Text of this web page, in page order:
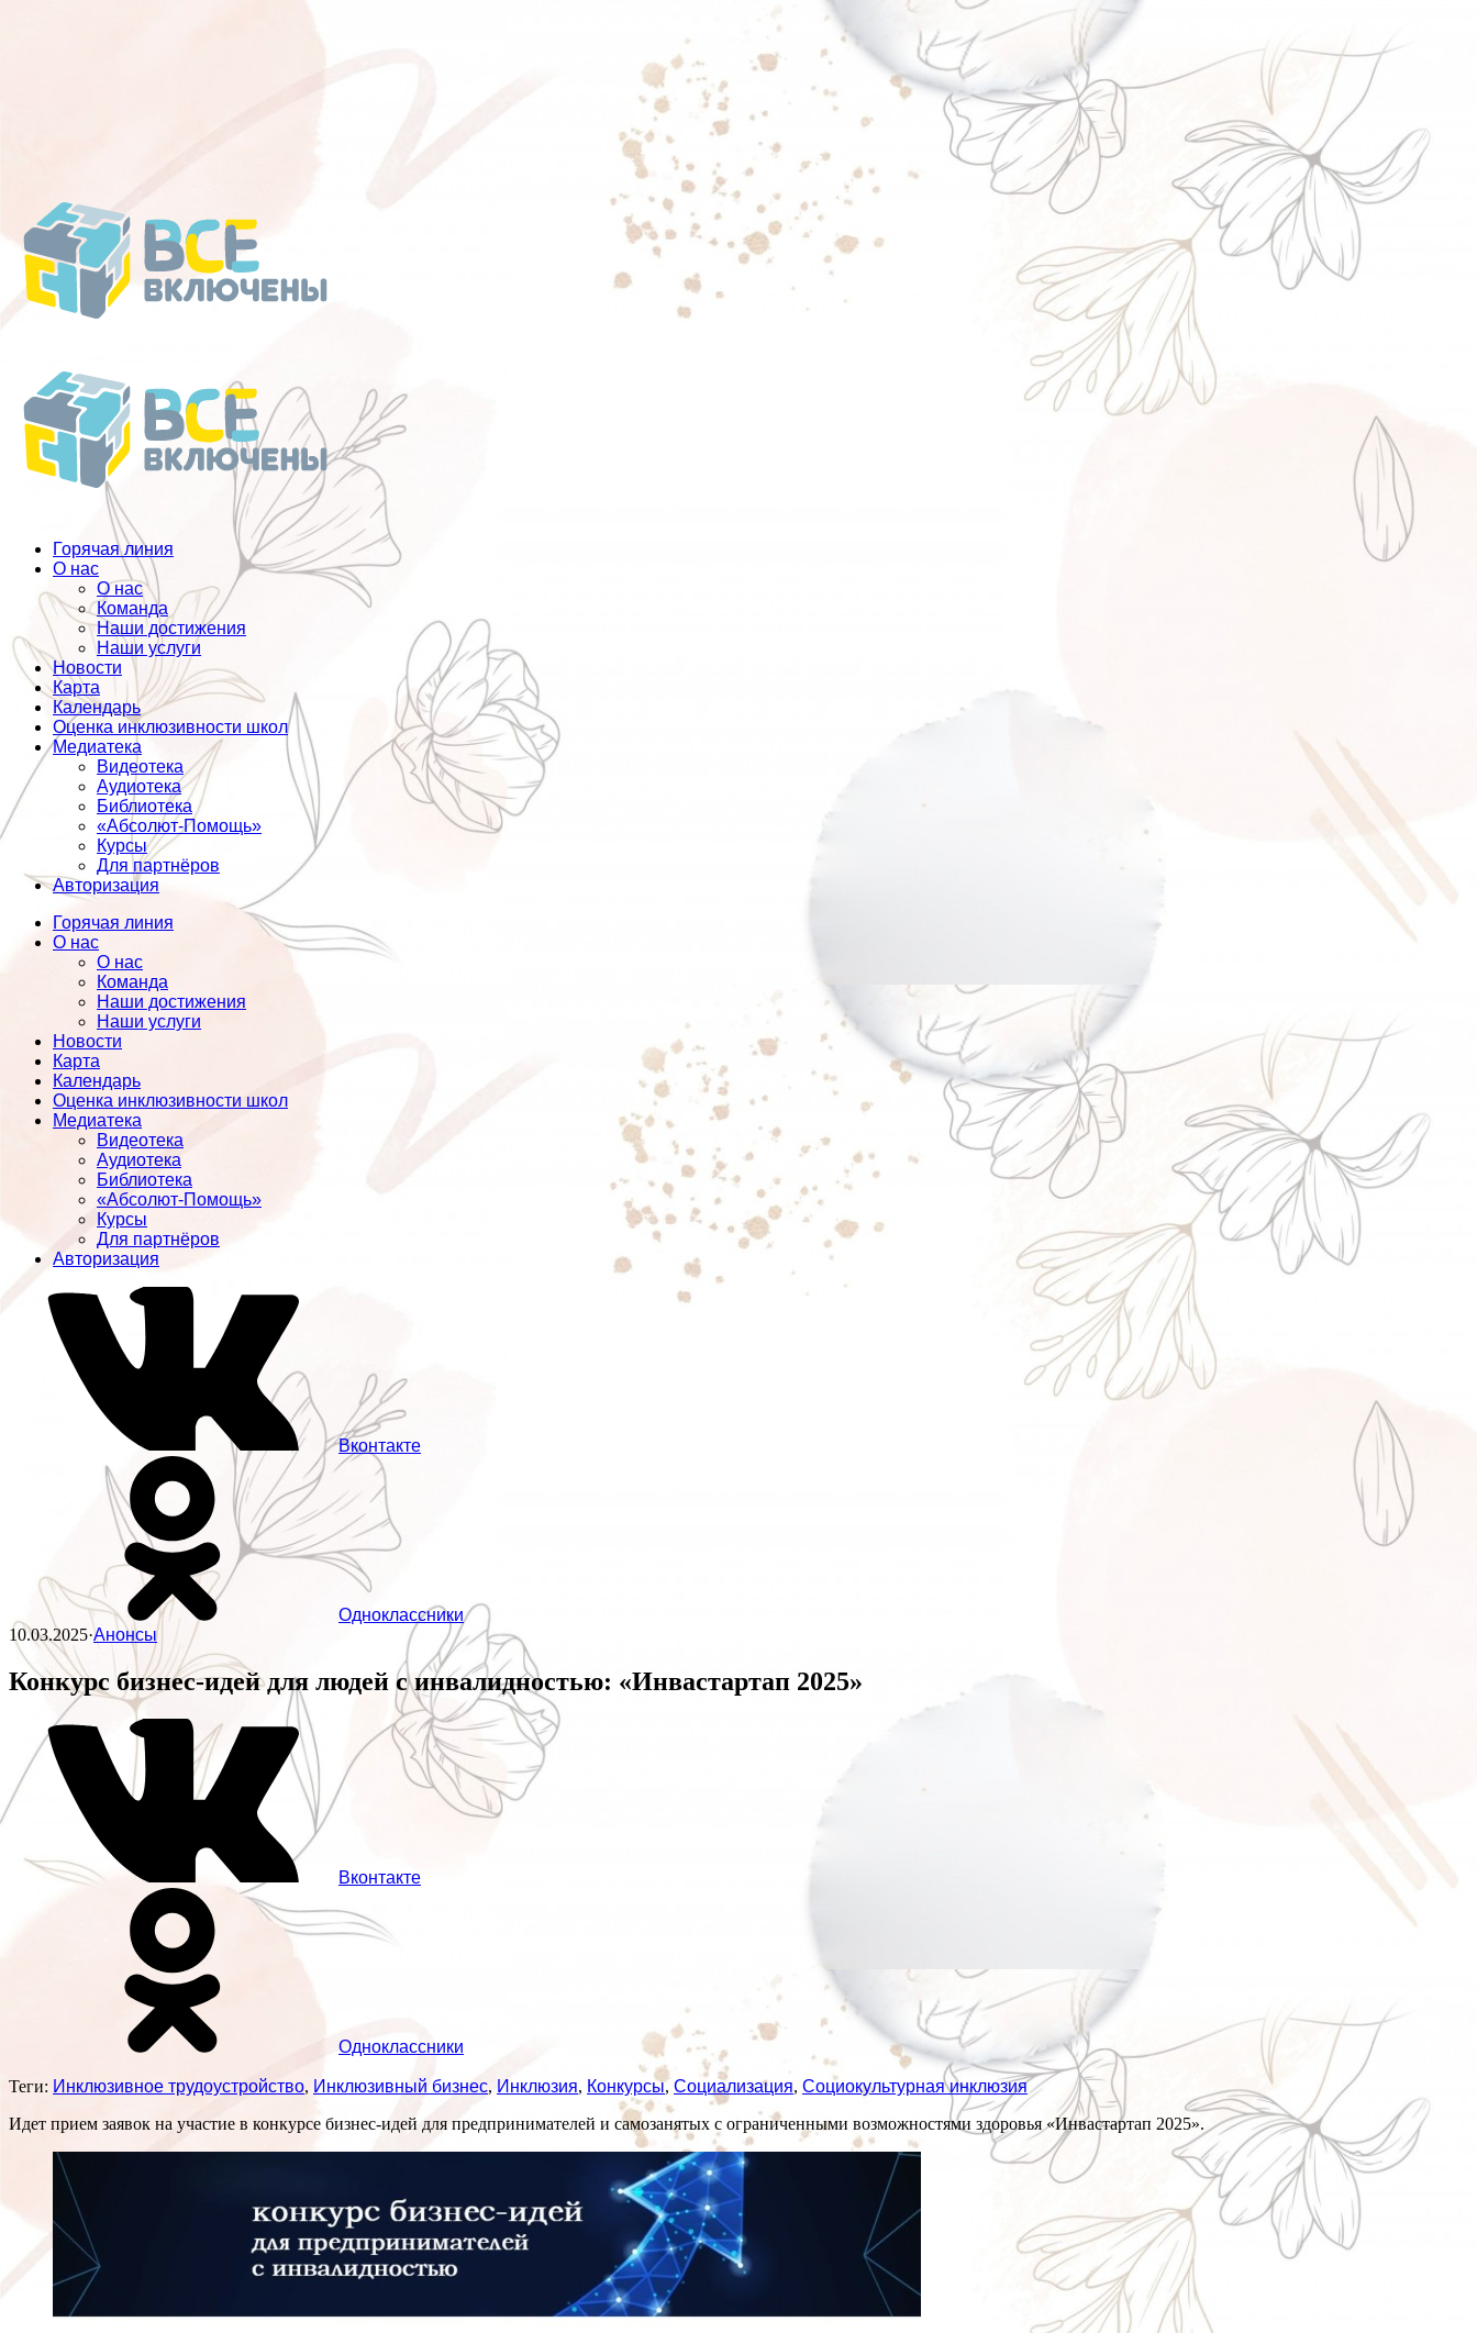
Горячая линия
О нас
О нас
Команда
Наши достижения
Наши услуги
Новости
Карта
Календарь
Оценка инклюзивности школ
Медиатека
Видеотека
Аудиотека
Библиотека
«Абсолют-Помощь»
Курсы
Для партнёров
Авторизация
Горячая линия
О нас
О нас
Команда
Наши достижения
Наши услуги
Новости
Карта
Календарь
Оценка инклюзивности школ
Медиатека
Видеотека
Аудиотека
Библиотека
«Абсолют-Помощь»
Курсы
Для партнёров
Авторизация
Вконтакте
Одноклассники
10.03.2025·Анонсы
Конкурс бизнес-идей для людей с инвалидностью: «Инвастартап 2025»
Вконтакте
Одноклассники
Теги: Инклюзивное трудоустройство, Инклюзивный бизнес, Инклюзия, Конкурсы, Социализация, Социокультурная инклюзия
Идет прием заявок на участие в конкурсе бизнес-идей для предпринимателей и самозанятых с ограниченными возможностями здоровья «Инвастартап 2025».